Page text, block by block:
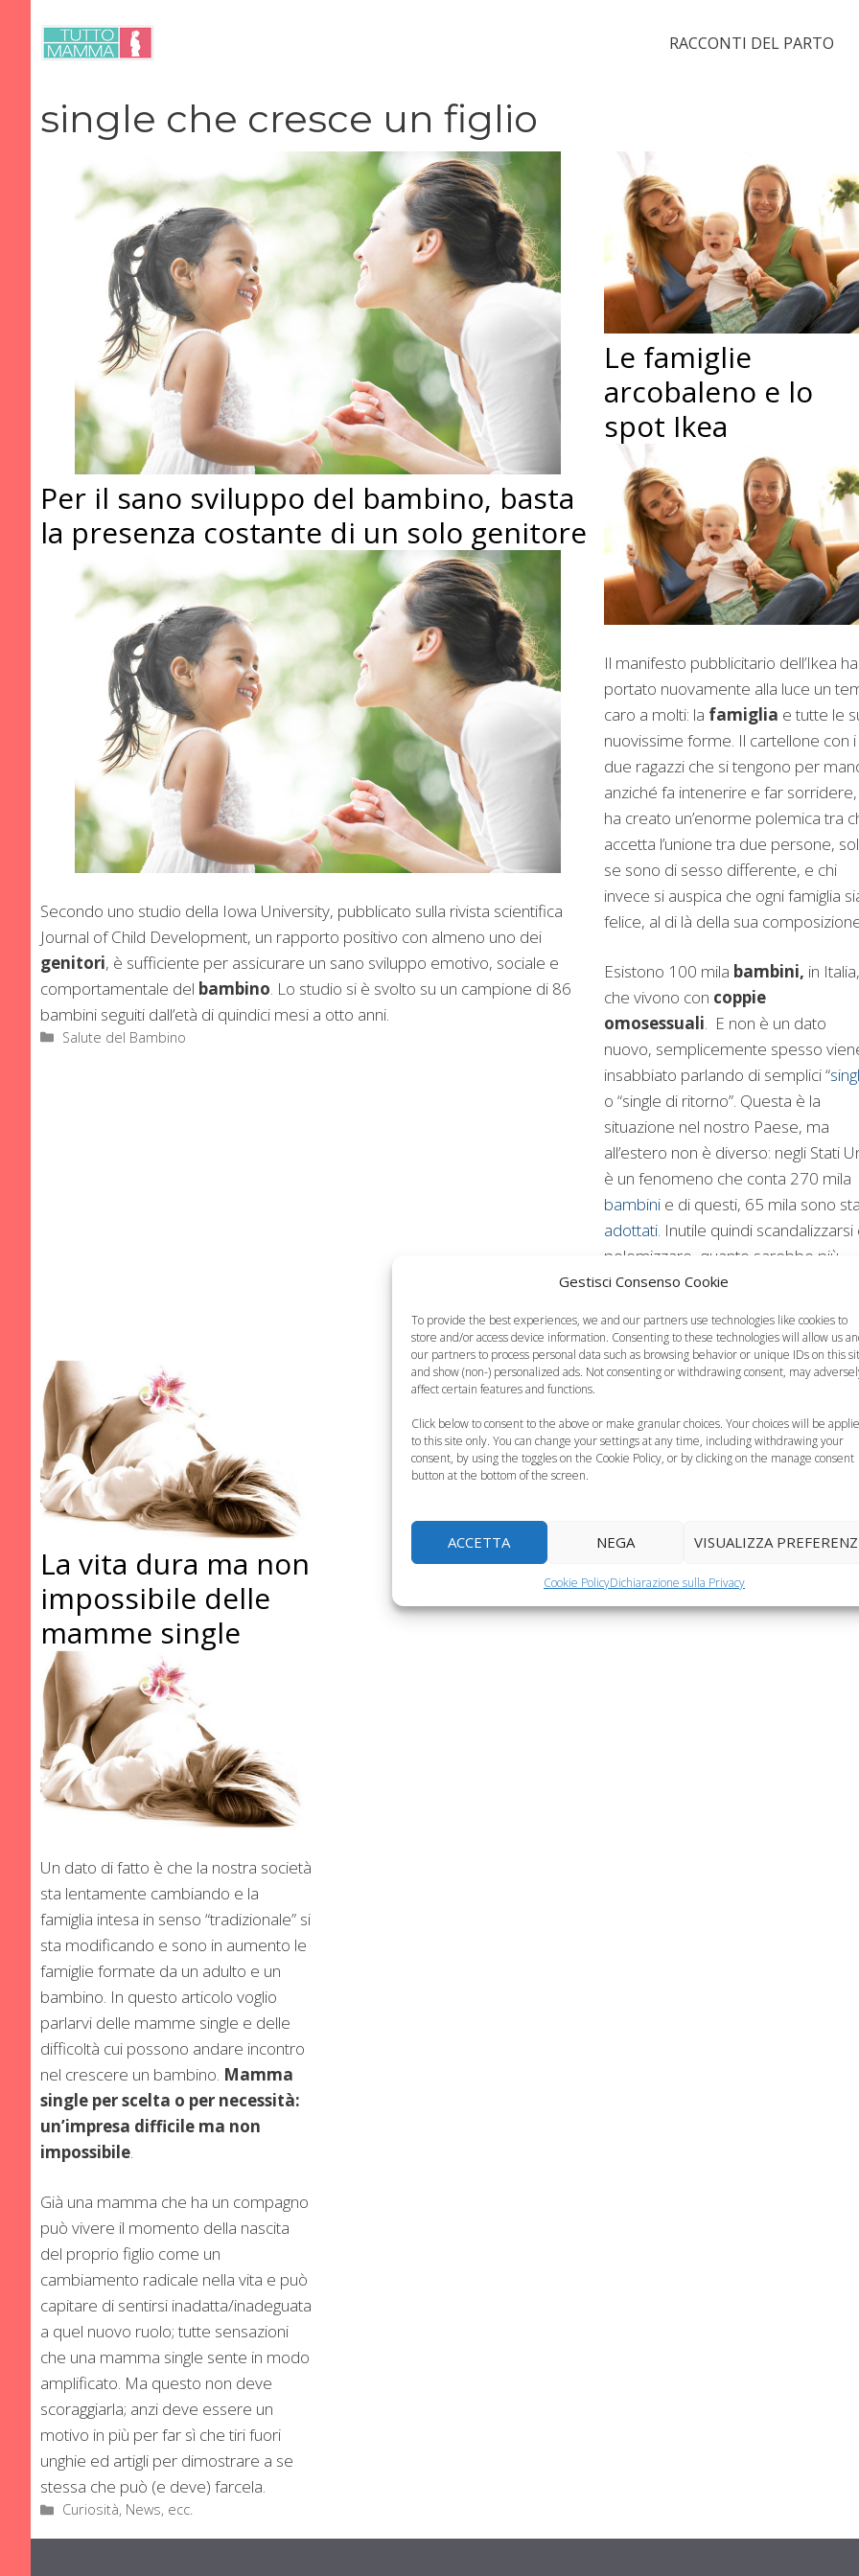
Gestisci Consenso Cookie
To provide the best experiences, we and our partners use technologies like cookies to
store and/or access device information. Consenting to these technologies will allow us
our partners to process personal data such as browsing behavior or unique IDs on this
and show (non-) personalized ads. Not consenting or withdrawing consent, may
affect certain features and functions.
Click below to consent to the above or make granular choices. Your choices will be
to this site only. You can change your settings at any time, including withdrawing your
consent, by using the toggles on the Cookie Policy, or by clicking on the manage consent
button at the bottom of the screen.
ACCETTA NEGA VISUALIZZA
Cookie PolicyDichiarazione sulla Privacy
contenuto
RACCONTI DEL PARTO
single che cresce un figlio
Per il sano sviluppo del bambino, basta
la presenza costante di un solo genitore
Secondo uno studio della Iowa University, pubblicato sulla rivista scientifica
Journal of Child Development, un rapporto positivo con almeno uno dei
genitori, è sufficiente per assicurare un sano sviluppo emotivo, sociale e
comportamentale del bambino . Lo studio si è svolto su un campione di 86
bambini seguiti dall’età di quindici mesi a otto anni.
Categorie
Salute del Bambino
Le famiglie
arcobaleno e lo
spot Ikea
Il manifesto pubblicitario dell’Ikea ha
portato nuovamente alla luce un
caro a molti: la famiglia e tutte le
nuovissime forme. Il cartellone con i
due ragazzi che si tengono per
anziché fa intenerire e far sorridere,
ha creato un’enorme polemica tra
accetta l’unione tra due persone,
se sono di sesso differente, e chi
invece si auspica che ogni famiglia
felice, al di là della sua
Esistono 100 mila bambini, in Italia,
che vivono con coppie
omosessuali. E non è un dato
nuovo, semplicemente spesso
insabbiato parlando di semplici “
o “single di ritorno”. Questa è la
situazione nel nostro Paese, ma
all’estero non è diverso: negli Stati
è un fenomeno che conta 270 mila
bambini e di questi, 65 mila sono
adottati. Inutile quindi scandalizzarsi
polemizzare, quanto sarebbe più
appropriato pensare a delle
Categorie
Curiosità, News, ecc.
La vita dura ma non
impossibile delle
mamme single
Un dato di fatto è che la nostra società
sta lentamente cambiando e la
famiglia intesa in senso “tradizionale” si
sta modificando e sono in aumento le
famiglie formate da un adulto e un
bambino. In questo articolo voglio
parlarvi delle mamme single e delle
difficoltà cui possono andare incontro
nel crescere un bambino. Mamma
single per scelta o per necessità:
un’impresa difficile ma non
impossibile.
Già una mamma che ha un compagno
può vivere il momento della nascita
del proprio figlio come un
cambiamento radicale nella vita e può
capitare di sentirsi inadatta/inadeguata
a quel nuovo ruolo; tutte sensazioni
che una mamma single sente in modo
amplificato. Ma questo non deve
scoraggiarla; anzi deve essere un
motivo in più per far sì che tiri fuori
unghie ed artigli per dimostrare a se
stessa che può (e deve) farcela.
Categorie
Curiosità, News, ecc.